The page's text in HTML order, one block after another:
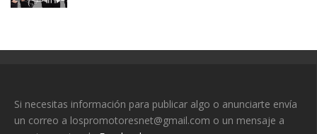
Si necesitas información para publicar algo o anunciarte envía
un correo a lospromotoresnet@gmail.com o un mensaje a